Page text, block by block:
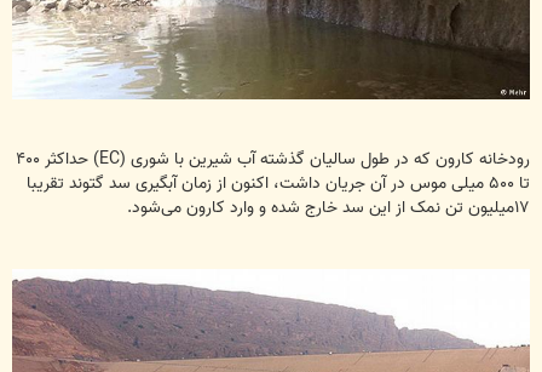
رودخانه کارون که در طول سالیان گذشته آب شیرین با شوری (EC) حداکثر ۴۰۰
تا ۵۰۰ میلی موس در آن جریان داشت، اکنون از زمان آبگیری سد گتوند تقریبا
۱۷میلیون تن نمک از این سد خارج شده و وارد کارون می‌شود.